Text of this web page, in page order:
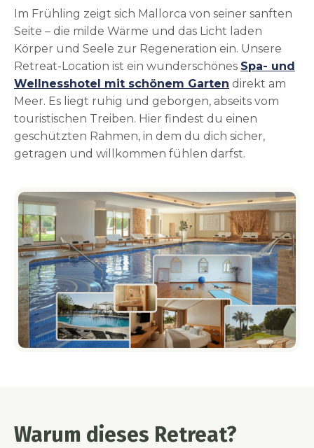
Im Frühling zeigt sich Mallorca von seiner sanften
Seite – die milde Wärme und das Licht laden
Körper und Seele zur Regeneration ein. Unsere
Retreat-Location ist ein wunderschönes Spa- und
Wellnesshotel mit schönem Garten direkt am
Meer. Es liegt ruhig und geborgen, abseits vom
touristischen Treiben. Hier findest du einen
geschützten Rahmen, in dem du dich sicher,
getragen und willkommen fühlen darfst.
Warum dieses Retreat?